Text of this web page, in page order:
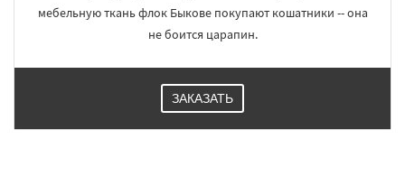
мебельную ткань флок Быкове покупают кошатники -- она
не боится царапин.
ЗАКАЗАТЬ